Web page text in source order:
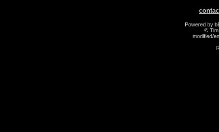
Powered by
©
modified/